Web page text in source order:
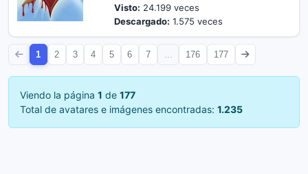
Visto: 24.199 veces
Descargado: 1.575 veces
1 2 3 4 5 6 7 176 177
Viendo la página 1 de 177
Total de avatares e imágenes encontradas: 1.235